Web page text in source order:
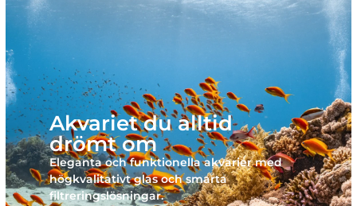
Akvariet du alltid
drömt om
Eleganta och funktionella akvarier med
högkvalitativt glas och smarta
filtreringslösningar.